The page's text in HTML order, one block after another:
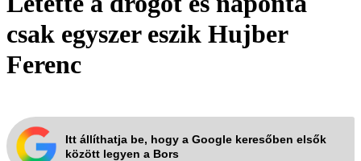
csak egyszer eszik Hujber
Ferenc
Itt állíthatja be, hogy a Google keresőben elsők
között legyen a Bors